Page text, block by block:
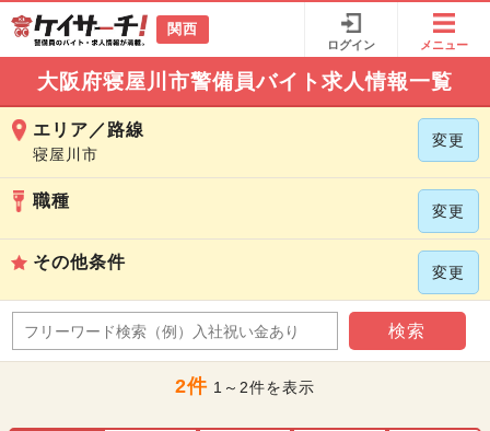
関西
ログイン メニュー
大阪府寝屋川市警備員バイト求人情報一覧
エリア／路線
寝屋川市
変更
職種
変更
その他条件
変更
検索
2件 1～2件を表示